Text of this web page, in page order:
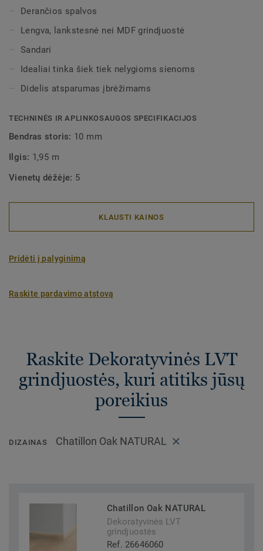
montuojamos grindjuostės dera su visomis LVT grindimis
(Glue-Down, Click ir Loose-Lay).
Derančios spalvos
Lengva, lankstesnė nei MDF grindjuostė
Sandari
Idealiai tinka šiek tiek nelygioms sienoms
Didelis atsparumas įbrėžimams
TECHNINĖS IR APLINKOSAUGOS SPECIFIKACIJOS
Bendras storis: 10 mm
Ilgis: 1,95 m
Vienetų dėžėje: 5
KLAUSTI KAINOS
Pridėti į palyginimą
Raskite pardavimo atstovą
Raskite Dekoratyvinės LVT
grindjuostės, kuri atitiks jūsų
poreikius
DIZAINAS Chatillon Oak NATURAL
Chatillon Oak NATURAL
Dekoratyvinės LVT
grindjuostės
Ref. 26646060